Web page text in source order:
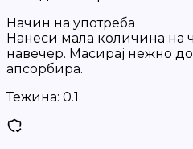
Начин на употреба
Нанеси мала количина на
навечер. Масирај нежно
апсорбира.
Тежина: 0.1